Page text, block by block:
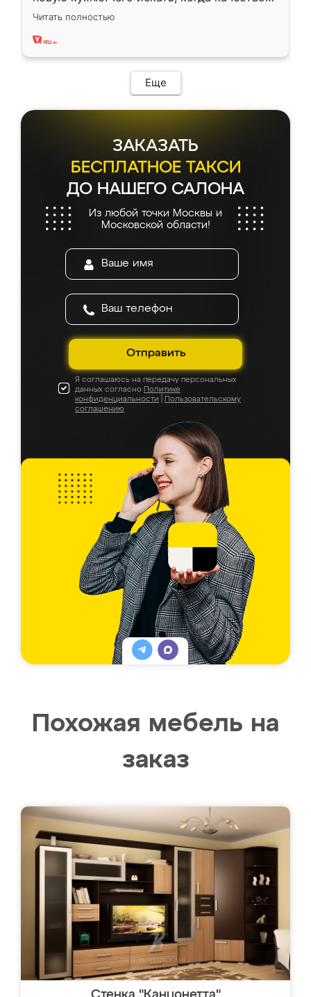
вполне довольна. Служит кухня уже почти
два года, нареканий нет.
Читать полностью
Еще
ЗАКАЗАТЬ
БЕСПЛАТНОЕ ТАКСИ
ДО НАШЕГО САЛОНА
Из любой точки Москвы и
Московской области!
Отправить
Я соглашаюсь на передачу персональных
данных согласно Политике
конфиденциальности
Пользовательскому
соглашению
Похожая мебель на
заказ